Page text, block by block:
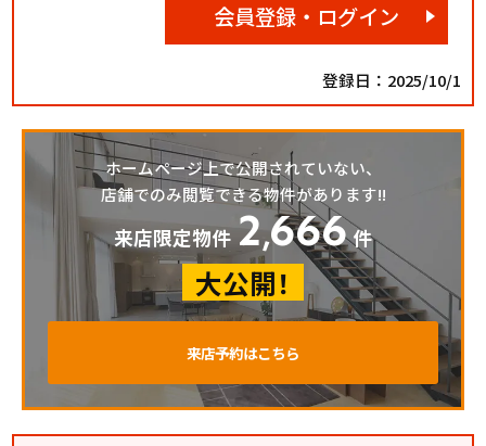
会員登録・ログイン
登録日：2025/10/1
ホームページ上で公開されていない、
店舗でのみ閲覧できる物件があります!!
来店限定物件 2,666 件
大公開！
来店予約はこちら